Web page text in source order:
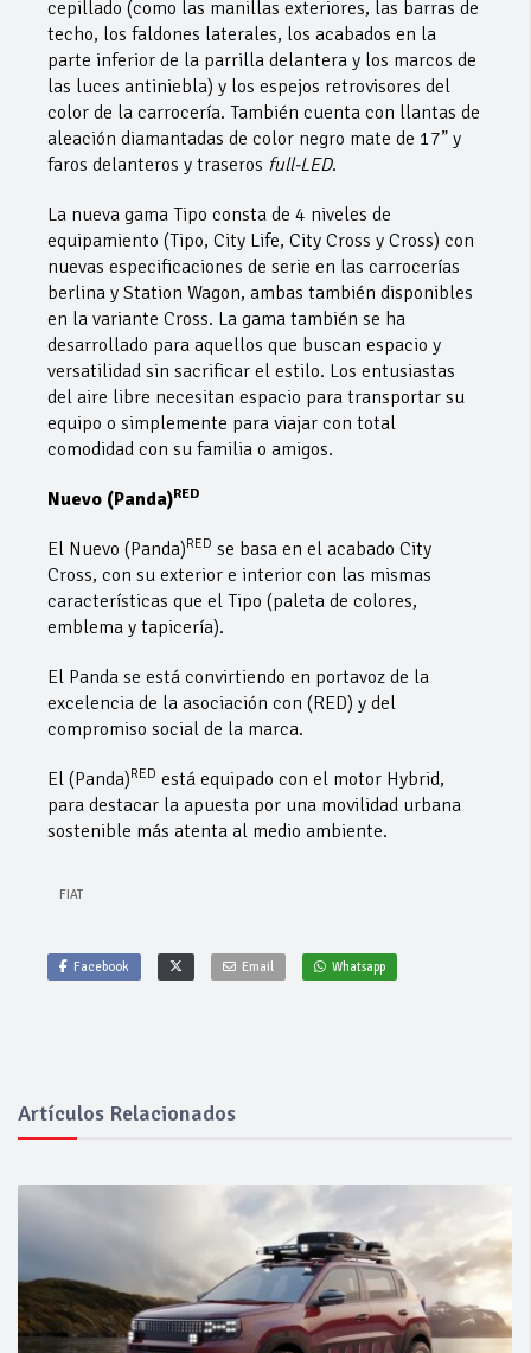
cepillado (como las manillas exteriores, las barras de
techo, los faldones laterales, los acabados en la
parte inferior de la parrilla delantera y los marcos de
las luces antiniebla) y los espejos retrovisores del
color de la carrocería. También cuenta con llantas de
aleación diamantadas de color negro mate de 17” y
faros delanteros y traseros full-LED.
La nueva gama Tipo consta de 4 niveles de
equipamiento (Tipo, City Life, City Cross y Cross) con
nuevas especificaciones de serie en las carrocerías
berlina y Station Wagon, ambas también disponibles
en la variante Cross. La gama también se ha
desarrollado para aquellos que buscan espacio y
versatilidad sin sacrificar el estilo. Los entusiastas
del aire libre necesitan espacio para transportar su
equipo o simplemente para viajar con total
comodidad con su familia o amigos.
Nuevo (Panda)RED
El Nuevo (Panda)RED se basa en el acabado City
Cross, con su exterior e interior con las mismas
características que el Tipo (paleta de colores,
emblema y tapicería).
El Panda se está convirtiendo en portavoz de la
excelencia de la asociación con (RED) y del
compromiso social de la marca.
El (Panda)RED está equipado con el motor Hybrid,
para destacar la apuesta por una movilidad urbana
sostenible más atenta al medio ambiente.
FIAT
Facebook Email Whatsapp
Artículos Relacionados